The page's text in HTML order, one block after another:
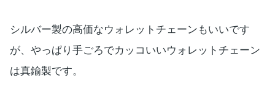
シルバー製の高価なウォレットチェーンもいいです
が、やっぱり手ごろでカッコいいウォレットチェーン
は真鍮製です。